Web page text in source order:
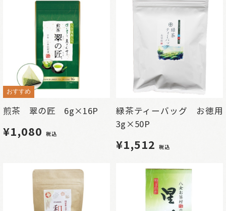
おすすめ
煎茶 翠の匠 6g×16P
¥1,080 税込
緑茶ティーバッグ お徳用
3g×50P
¥1,512 税込